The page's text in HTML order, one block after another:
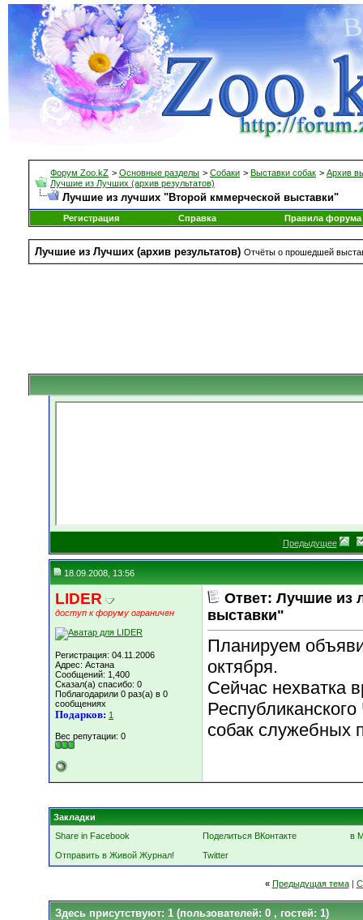
Форум Zoo.kZ > Основные разделы > Собаки > Выставки собак > Архив
Лучшие из Лучших (архив результатов)
Лучшие из лучших "Второй кммерческой выставки"
Регистрация Справка Правила форума
Лучшие из Лучших (архив результатов) Отчёты о прошедшей
Предыдущее
18.09.2008, 13:56
LIDER
доступ к форуму ограничен
Регистрация: 04.11.2006
Адрес: Астана
Сообщений: 1,400
Сказал(а) спасибо: 0
Поблагодарили 0 раз(а) в 0
сообщениях
Подарков: 1
Вес репутации: 0
Ответ: Лучшие из
выставки"
Планируем
октября.
Сейчас нехватка
собак служебных
Закладки
Share in Facebook
Поделиться ВКонтакте
в
Отправить в Живой Журнал!
Twitter
« Предыдущая тема|
Здесь присутствуют: 1 (пользователей: 0 , гостей: 1)